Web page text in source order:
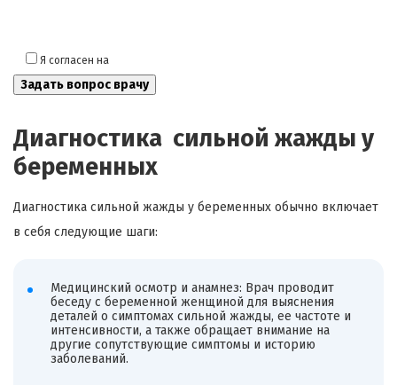
Я согласен на
Диагностика сильной жажды у
беременных
Диагностика сильной жажды у беременных обычно включает
в себя следующие шаги:
Медицинский осмотр и анамнез: Врач проводит
беседу с беременной женщиной для выяснения
деталей о симптомах сильной жажды, ее частоте и
интенсивности, а также обращает внимание на
другие сопутствующие симптомы и историю
заболеваний.